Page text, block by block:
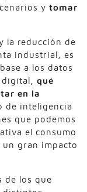
y tomar
la reducción de
industrial, es
a los datos
digital, qué
en la
de inteligencia
que podemos
el consumo
gran impacto
de los que